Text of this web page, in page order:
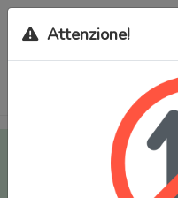
Tutti i Doujinshi e
sul nostro nuovo sito (
Manga classici,
Attenzione!